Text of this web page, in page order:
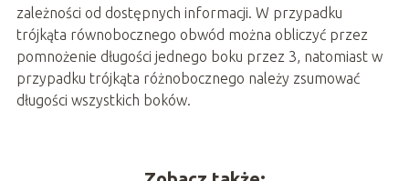
zależności od dostępnych informacji. W przypadku
trójkąta równobocznego obwód można obliczyć przez
pomnożenie długości jednego boku przez 3, natomiast w
przypadku trójkąta różnobocznego należy zsumować
długości wszystkich boków.